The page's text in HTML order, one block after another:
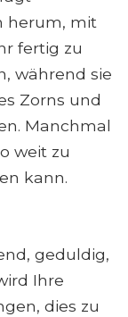
herum, mit
fertig zu
während sie
Zorns und
Manchmal
weit zu
kann.
geduldig,
Ihre
dies zu